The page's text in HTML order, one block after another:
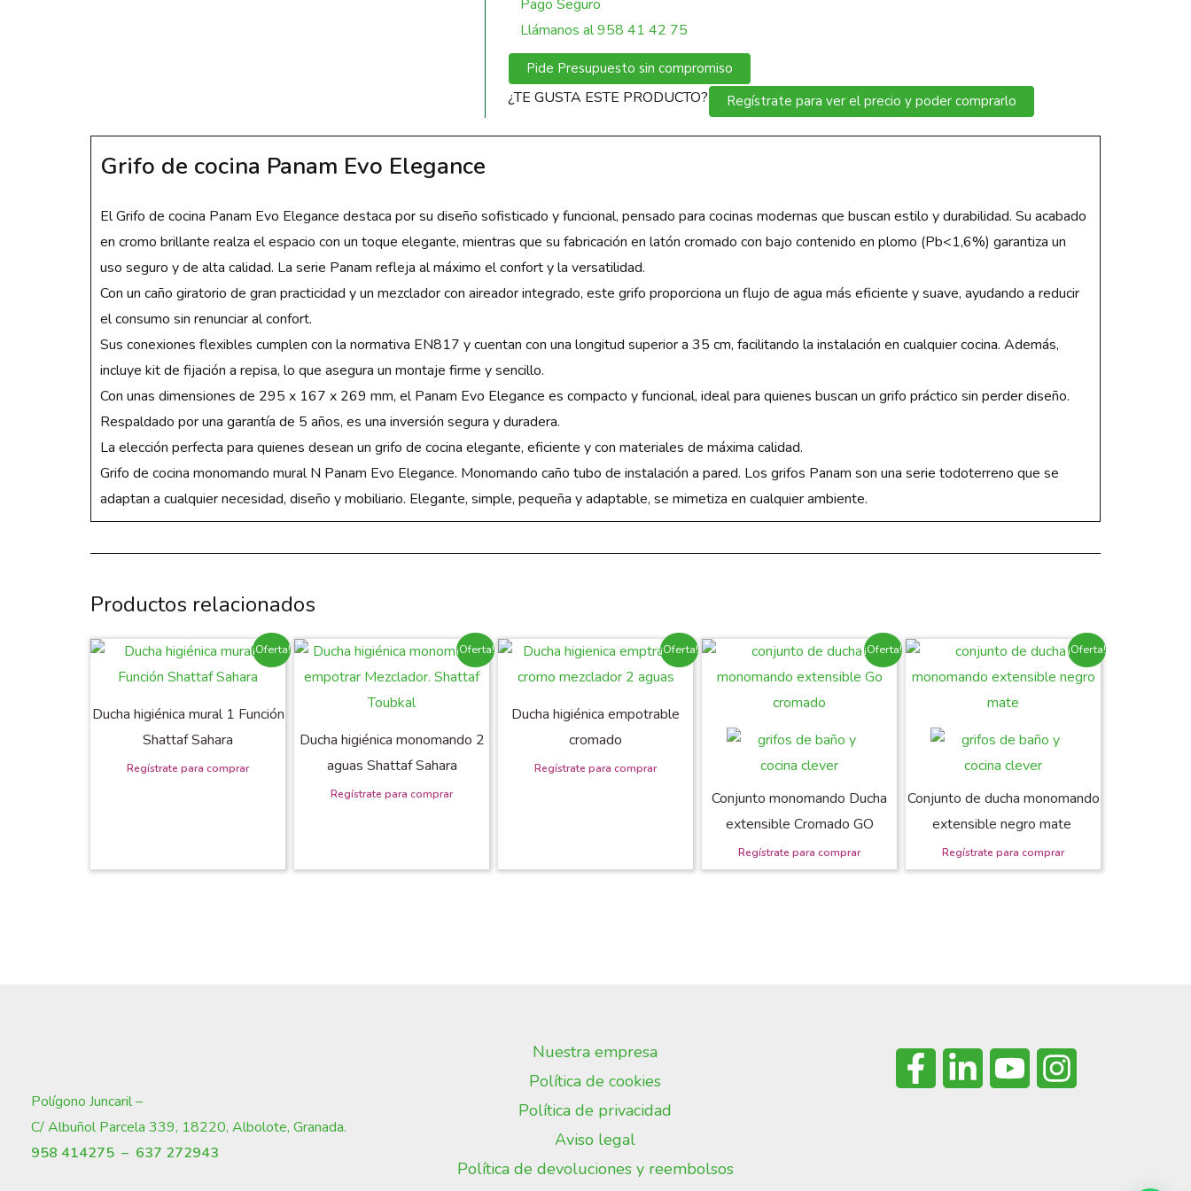
Pago Seguro
Llámanos al 958 41 42 75
Pide Presupuesto sin compromiso
¿TE GUSTA ESTE PRODUCTO? Regístrate para ver el precio y poder comprarlo
Grifo de cocina Panam Evo Elegance
El Grifo de cocina Panam Evo Elegance destaca por su diseño sofisticado y funcional, pensado para cocinas modernas que buscan estilo y durabilidad. Su acabado
en cromo brillante realza el espacio con un toque elegante, mientras que su fabricación en latón cromado con bajo contenido en plomo (Pb<1,6%) garantiza un
uso seguro y de alta calidad. La serie Panam refleja al máximo el confort y la versatilidad.
Con un caño giratorio de gran practicidad y un mezclador con aireador integrado, este grifo proporciona un flujo de agua más eficiente y suave, ayudando a reducir
el consumo sin renunciar al confort.
Sus conexiones flexibles cumplen con la normativa EN817 y cuentan con una longitud superior a 35 cm, facilitando la instalación en cualquier cocina. Además,
incluye kit de fijación a repisa, lo que asegura un montaje firme y sencillo.
Con unas dimensiones de 295 x 167 x 269 mm, el Panam Evo Elegance es compacto y funcional, ideal para quienes buscan un grifo práctico sin perder diseño.
Respaldado por una garantía de 5 años, es una inversión segura y duradera.
La elección perfecta para quienes desean un grifo de cocina elegante, eficiente y con materiales de máxima calidad.
Grifo de cocina monomando mural N Panam Evo Elegance. Monomando caño tubo de instalación a pared. Los grifos Panam son una serie todoterreno que se
adaptan a cualquier necesidad, diseño y mobiliario. Elegante, simple, pequeña y adaptable, se mimetiza en cualquier ambiente.
Productos relacionados
¡Oferta!
Ducha higiénica mural 1 Función
Shattaf Sahara
¡Oferta!
Ducha higiénica monomando 2
aguas Shattaf Sahara
¡Oferta!
Ducha higiénica empotrable
cromado
¡Oferta!
Conjunto monomando Ducha
extensible Cromado GO
¡Oferta!
Conjunto de ducha monomando
extensible negro mate
Polígono Juncaril –
C/ Albuñol Parcela 339, 18220, Albolote, Granada.
958 414275 – 637 272943
Nuestra empresa
Política de cookies
Política de privacidad
Aviso legal
Política de devoluciones y reembolsos